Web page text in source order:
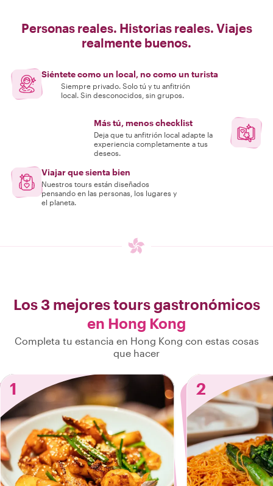
Personas reales. Historias reales. Viajes
realmente buenos.
Siéntete como un local, no como un turista
Siempre privado. Solo tú y tu anfitrión
local. Sin desconocidos, sin grupos.
Más tú, menos checklist
Deja que tu anfitrión local adapte la
experiencia completamente a tus
deseos.
Viajar que sienta bien
Nuestros tours están diseñados
pensando en las personas, los lugares y
el planeta.
Los 3 mejores tours gastronómicos
en Hong Kong
Completa tu estancia en Hong Kong con estas cosas
que hacer
1 2